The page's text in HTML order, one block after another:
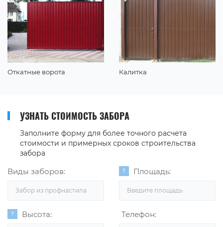
Откатные ворота Калитка
УЗНАТЬ СТОИМОСТЬ ЗАБОРА
Заполните форму для более точного расчета
стоимости и примерных сроков строительства
забора
Виды заборов:
Забор из профнастила
Площадь:
Высота: Телефон: